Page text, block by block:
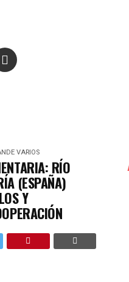
VARIOS
RÍO
(ESPAÑA)
Y